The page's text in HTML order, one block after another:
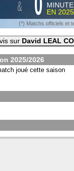
&
EN
(*) Matchs officiels et
sur David LEAL
2025/2026
joué cette saison